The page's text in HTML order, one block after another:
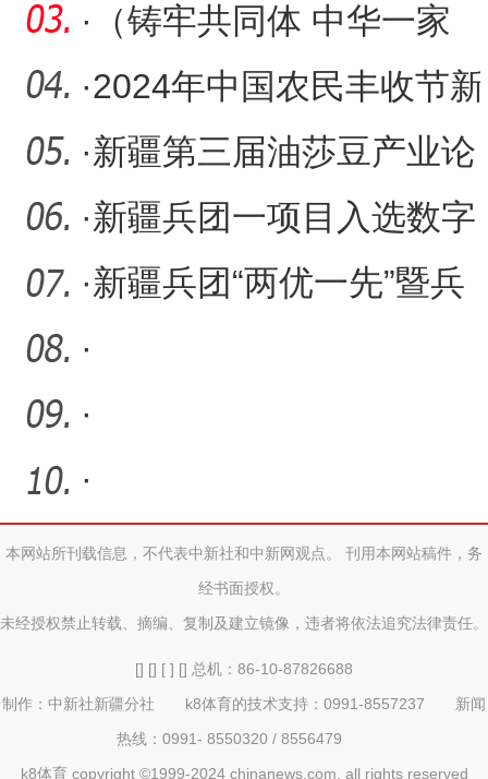
拉玛依小拐乡开展义诊活
动
·
（铸牢共同体 中华一家
亲）九鼎市场：各族商户
携手
·2024年中国农民丰收节新
疆兵团主场活动举办
·新疆第三届油莎豆产业论
坛暨产业推介会开幕
·新疆兵团一项目入选数字
中国建设典型案例
·新疆兵团“两优一先”暨兵
团劳动模范、先进工作者
·
·
·
本网站所刊载信息，不代表中新社和中新网观点。 刊用本网站稿件，务
经书面授权。
未经授权禁止转载、摘编、复制及建立镜像，违者将依法追究法律责任。
[] [] [ ] [] 总机：86-10-87826688
制作：中新社新疆分社 k8体育的技术支持：0991-8557237 新闻
热线：0991- 8550320 / 8556479
k8体育 copyright ©1999-2024 chinanews.com. all rights reserved